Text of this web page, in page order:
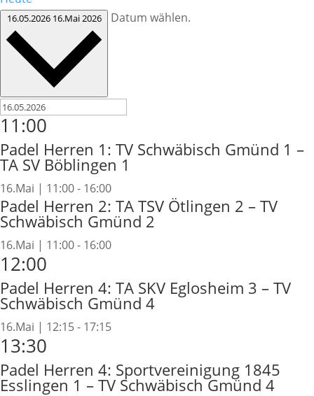
16.05.2026 16.Mai 2026 Datum wählen.
11:00
Padel Herren 1: TV Schwäbisch Gmünd 1 –
TA SV Böblingen 1
16.Mai | 11:00- 16:00
Padel Herren 2: TA TSV Ötlingen 2 – TV
Schwäbisch Gmünd 2
16.Mai | 11:00- 16:00
12:00
Padel Herren 4: TA SKV Eglosheim 3 – TV
Schwäbisch Gmünd 4
16.Mai | 12:15- 17:15
13:30
Padel Herren 4: Sportvereinigung 1845
Esslingen 1 – TV Schwäbisch Gmünd 4